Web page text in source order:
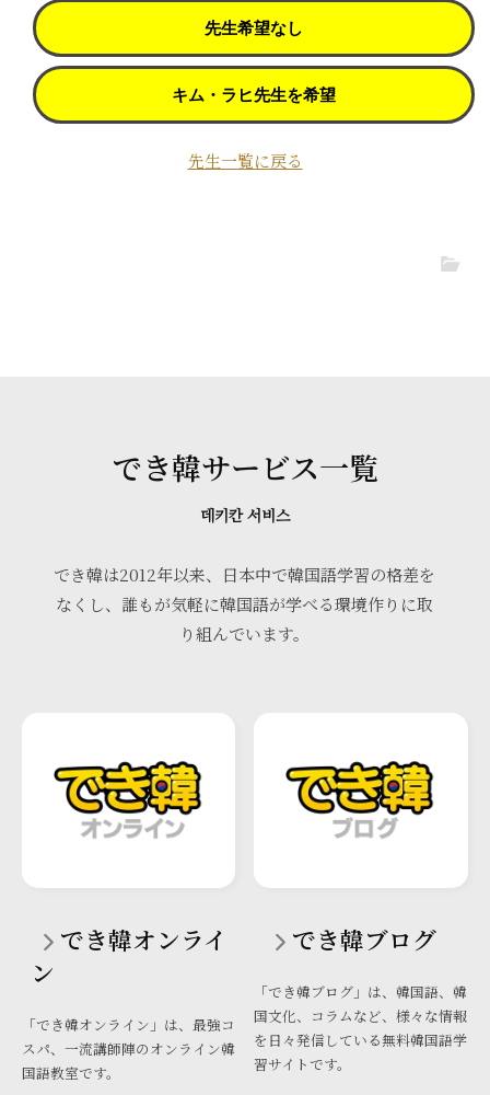
先生希望なし
キム・ラヒ先生を希望
先生一覧に戻る
でき韓サービス一覧
데키칸 서비스
でき韓は2012年以来、日本中で韓国語学習の格差を
なくし、誰もが気軽に韓国語が学べる環境作りに取
り組んでいます。
でき韓オンライ
ン
「でき韓オンライン」は、最強コ
スパ、一流講師陣のオンライン韓
国語教室です。
でき韓ブログ
「でき韓ブログ」は、韓国語、韓
国文化、コラムなど、様々な情報
を日々発信している無料韓国語学
習サイトです。